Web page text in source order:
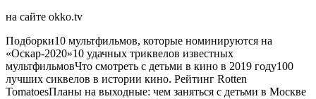
на сайте okko.tv
Подборки10 мультфильмов, которые номинируются на
«Оскар-2020»10 удачных триквелов известных
мультфильмовЧто смотреть с детьми в кино в 2019 году100
лучших сиквелов в истории кино. Рейтинг Rotten
TomatoesПланы на выходные: чем заняться с детьми в Москве